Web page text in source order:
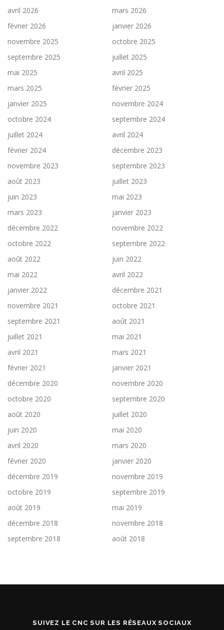
avril 2026
mars 2026
février 2026
janvier 2026
novembre 2025
octobre 2025
septembre 2025
juillet 2025
mai 2025
avril 2025
mars 2025
février 2025
janvier 2025
novembre 2024
octobre 2024
septembre 2024
juillet 2024
avril 2024
février 2024
décembre 2023
novembre 2023
septembre 2023
août 2023
juillet 2023
juin 2023
mai 2023
mars 2023
janvier 2023
décembre 2022
novembre 2022
octobre 2022
septembre 2022
août 2022
juin 2022
mai 2022
avril 2022
janvier 2022
décembre 2021
novembre 2021
octobre 2021
septembre 2021
août 2021
juillet 2021
mai 2021
avril 2021
mars 2021
février 2021
janvier 2021
décembre 2020
novembre 2020
octobre 2020
septembre 2020
août 2020
juillet 2020
juin 2020
mai 2020
avril 2020
mars 2020
février 2020
janvier 2020
décembre 2019
novembre 2019
octobre 2019
septembre 2019
août 2019
mai 2019
décembre 2018
novembre 2018
septembre 2018
août 2018
SUIVEZ LE CNC SUR LES RÉSEAUX SOCIAUX